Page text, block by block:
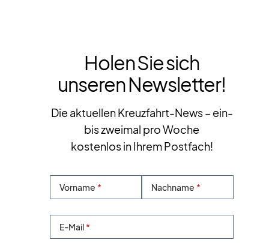
Holen Sie sich
unseren Newsletter!
Die aktuellen Kreuzfahrt-News – ein-
bis zweimal pro Woche
kostenlos in Ihrem Postfach!
Vorname Nachname
E-Mail